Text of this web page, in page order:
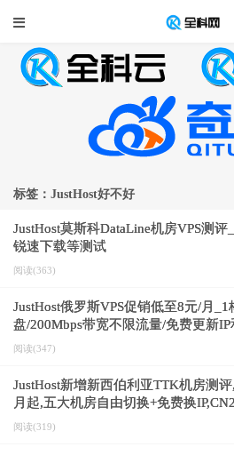
标签：JustHost好不好
JustHost莫斯科DataLine机房VPS测
锐速下载等测试
阅读(363)
JustHost俄罗斯VPS促销低至8元/月_1
盘/200Mbps带宽不限流量/免费更新IP
阅读(347)
JustHost新增新西伯利亚TTK机房测
月起,五大机房自由切换+免费换
阅读(319)